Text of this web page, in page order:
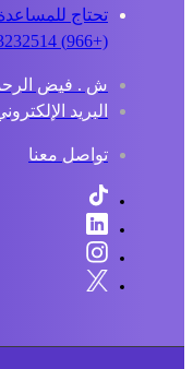
تحتاج للمساعدة؟
ش . فيض الرحمة -
البريد الإلكتروني: help@tabibgroupapp.com
تواصل معنا